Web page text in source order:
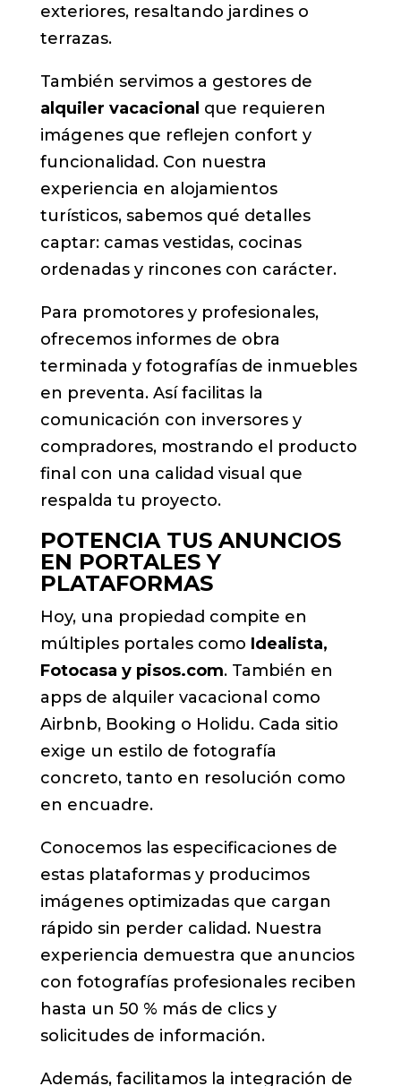
exteriores, resaltando jardines o
terrazas.
También servimos a gestores de
alquiler vacacional que requieren
imágenes que reflejen confort y
funcionalidad. Con nuestra
experiencia en alojamientos
turísticos, sabemos qué detalles
captar: camas vestidas, cocinas
ordenadas y rincones con carácter.
Para promotores y profesionales,
ofrecemos informes de obra
terminada y fotografías de inmuebles
en preventa. Así facilitas la
comunicación con inversores y
compradores, mostrando el producto
final con una calidad visual que
respalda tu proyecto.
POTENCIA TUS ANUNCIOS
EN PORTALES Y
PLATAFORMAS
Hoy, una propiedad compite en
múltiples portales como Idealista,
Fotocasa y pisos.com. También en
apps de alquiler vacacional como
Airbnb, Booking o Holidu. Cada sitio
exige un estilo de fotografía
concreto, tanto en resolución como
en encuadre.
Conocemos las especificaciones de
estas plataformas y producimos
imágenes optimizadas que cargan
rápido sin perder calidad. Nuestra
experiencia demuestra que anuncios
con fotografías profesionales reciben
hasta un 50 % más de clics y
solicitudes de información.
Además, facilitamos la integración de